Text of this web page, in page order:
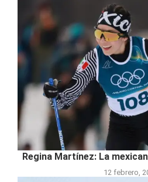
Regina Martínez: La
12 febrero,